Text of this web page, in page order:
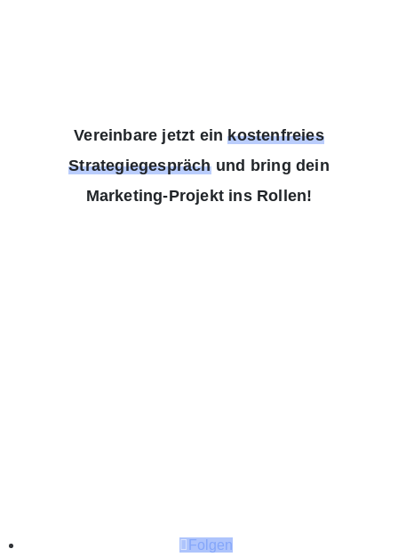
Vereinbare jetzt einkostenfreies
Strategiegesprächund bring dein
Marketing-Projekt ins Rollen!
Folgen